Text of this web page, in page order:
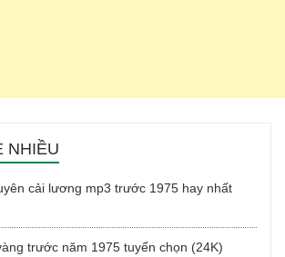
NHIỀU
cải lương mp3 trước 1975 hay nhất
trước năm 1975 tuyển chọn (24K)